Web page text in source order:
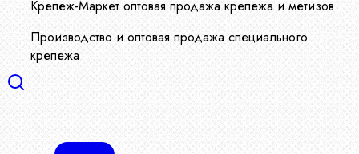
Крепеж-Маркет оптовая продажа крепежа и метизов
Производство и оптовая продажа специального
крепежа